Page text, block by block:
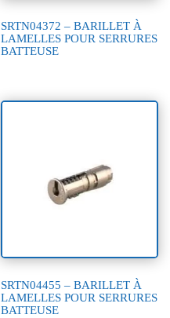
SRTN04372 – BARILLET À
LAMELLES POUR SERRURES
BATTEUSE
SRTN04455 – BARILLET À
LAMELLES POUR SERRURES
BATTEUSE